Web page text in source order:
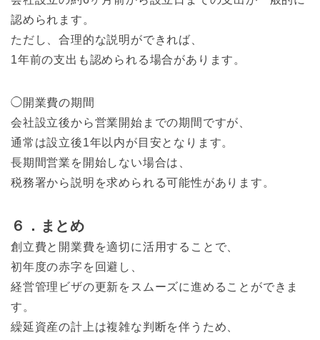
認められます。
ただし、合理的な説明ができれば、
1年前の支出も認められる場合があります。
◯開業費の期間
会社設立後から営業開始までの期間ですが、
通常は設立後1年以内が目安となります。
長期間営業を開始しない場合は、
税務署から説明を求められる可能性があります。
６．まとめ
創立費と開業費を適切に活用することで、
初年度の赤字を回避し、
経営管理ビザの更新をスムーズに進めることができま
す。
繰延資産の計上は複雑な判断を伴うため、